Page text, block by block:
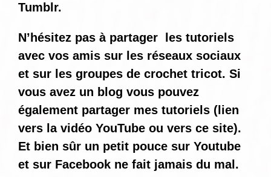
Tumblr.
N’hésitez pas à partager les tutoriels
avec vos amis sur les réseaux sociaux
et sur les groupes de crochet tricot. Si
vous avez un blog vous pouvez
également partager mes tutoriels (lien
vers la vidéo YouTube ou vers ce site).
Et bien sûr un petit pouce sur Youtube
et sur Facebook ne fait jamais du mal.